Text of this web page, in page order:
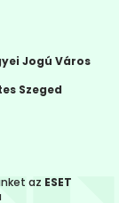
Jogú Város
Szeged
az ESET